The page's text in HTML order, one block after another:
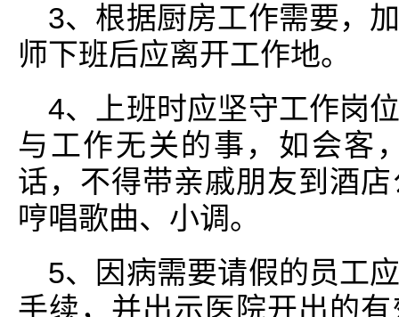
3、根据厨房工作需要，
师下班后应离开工作地。
4、上班时应坚守工作岗
与工作无关的事，如会客
话，不得带亲戚朋友到酒
哼唱歌曲、小调。
5、因病需要请假的员工
手续，并出示医院开出的